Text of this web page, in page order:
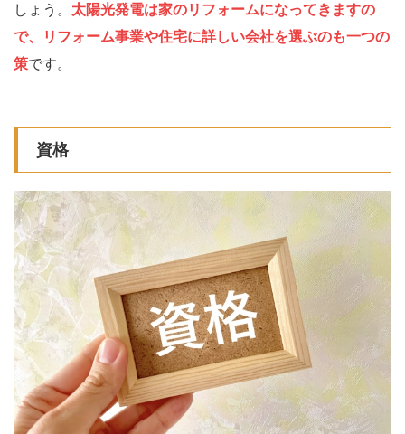
しょう。 太陽光発電は家のリフォームになってきますの
で、リフォーム事業や住宅に詳しい会社を選ぶのも一つの
策です。
資格